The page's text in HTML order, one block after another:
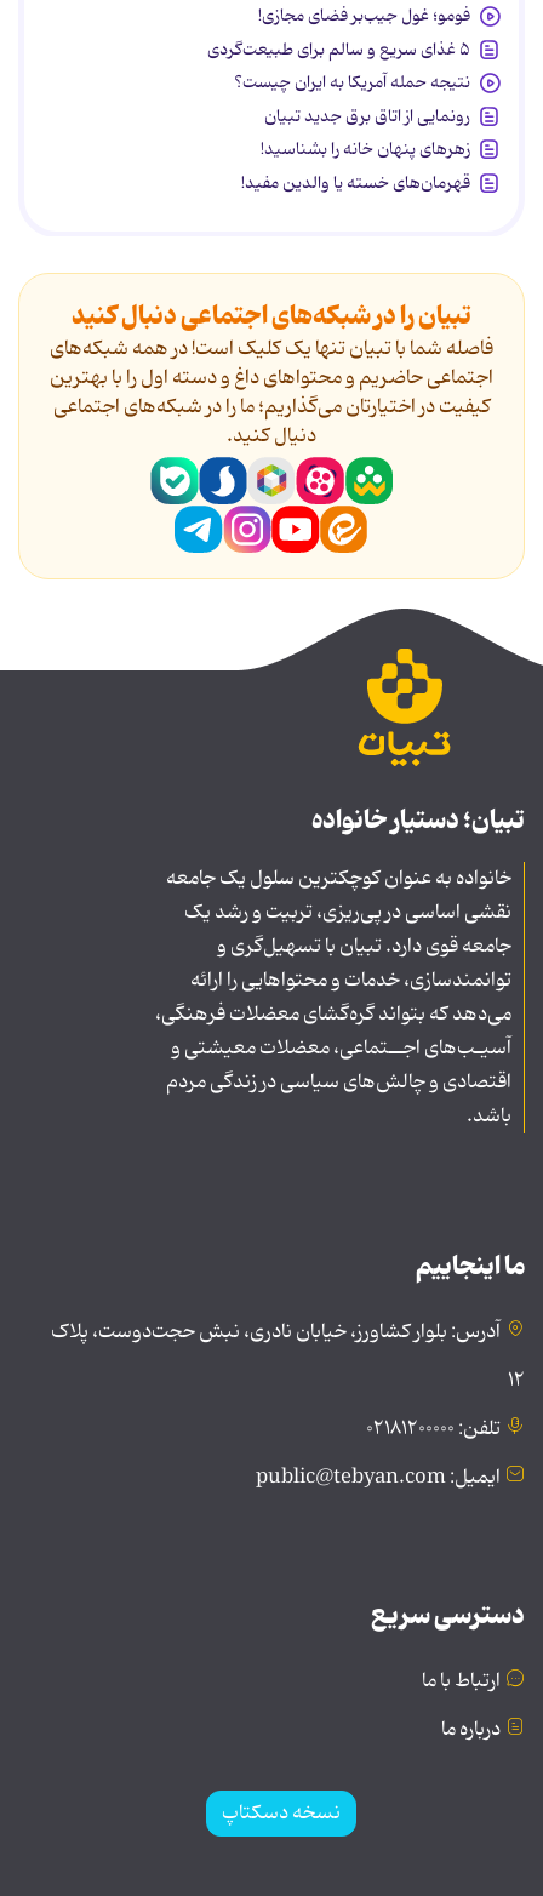
فومو؛ غول جیب‌بر فضای مجازی!
۵ غذای سریع و سالم برای طبیعت‌گردی
نتیجه حمله آمریکا به ایران چیست؟
رونمایی از اتاق برق جدید تبیان
زهرهای پنهان خانه را بشناسید!
قهرمان‌های خسته یا والدین مفید!
تبیان را در شبکه‌های اجتماعی دنبال کنید
فاصله شما با تبیان تنها یک کلیک است! در همه شبکه‌های
اجتماعی حاضریم و محتواهای داغ و دسته اول را با بهترین
کیفیت در اختیارتان می‌گذاریم؛ ما را در شبکه‌های اجتماعی
دنیال کنید.
تبیان؛ دستیار خانواده
خانواده به عنوان کوچکترین سلول یک جامعه
نقشی اساسی در پی‌ریزی، تربیت و رشد یک
جامعه قوی دارد. تبیان با تسهیل‌گری و
توانمندسازی، خدمات و محتواهایی را ارائه
می‌دهد که بتواند گره‌گشای معضلات فرهنگی،
آسیـب‌های اجــتماعی، معضلات معیشتی و
اقتصادی و چالش‌های سیاسی در زندگی مردم
باشد.
ما اینجاییم
آدرس: بلوار کشاورز، خیابان نادری، نبش حجت‌دوست، پلاک
۱۲
تلفن: ۰۲۱۸۱۲۰۰۰۰۰
ایمیل: public@tebyan.com
دسترسی سریع
ارتباط با ما
درباره ما
نسخه دسکتاپ